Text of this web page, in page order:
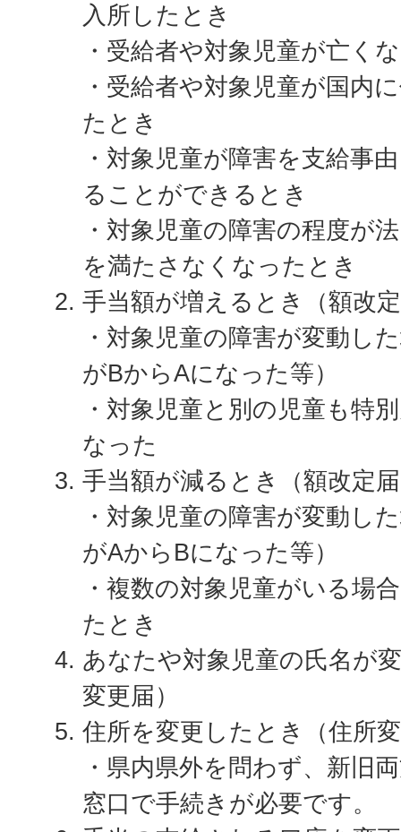
入所したとき
・受給者や対象児童が亡く
・受給者や対象児童が国内
たとき
・対象児童が障害を支給事
ることができるとき
・対象児童の障害の程度が
を満たさなくなったとき
手当額が増えるとき（額改
・対象児童の障害が変動し
がBからAになった等）
・対象児童と別の児童も特
なった
手当額が減るとき（額改定
・対象児童の障害が変動し
がAからBになった等）
・複数の対象児童がいる場
たとき
あなたや対象児童の氏名が
変更届）
住所を変更したとき（住所
・県内県外を問わず、新旧
窓口で手続きが必要です。